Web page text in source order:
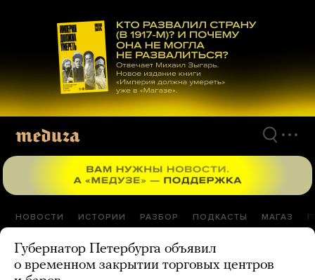
материалам
НОВОСТИ ИСТОРИИ РАЗБОР ПОДКАСТЫ МАГАЗ
Губернатор Петербурга объявил
о временном закрытии торговых центров